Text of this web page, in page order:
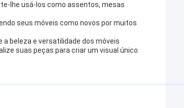
lhe usá-los como assentos, mesas
seus móveis como novos por muitos
beleza e versatilidade dos móveis
suas peças para criar um visual único